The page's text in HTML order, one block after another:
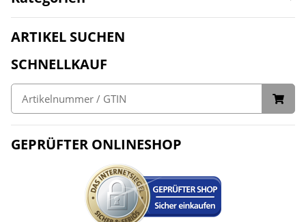
ARTIKEL SUCHEN
SCHNELLKAUF
GEPRÜFTER ONLINESHOP